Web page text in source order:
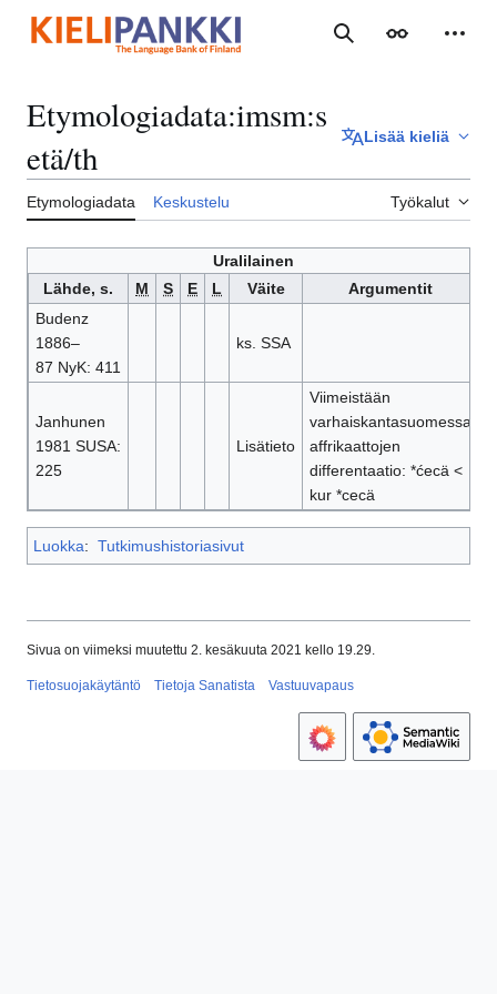
sisältöön
Haku Ulkoasu
Etymologiadata:imsm:s
etä/th
Lisää kieliä
Etymologiadata Keskustelu Työkalut
Uralilainen
Lähde, s.
M S E L Väite
Argumentit
Budenz
1886–
87 NyK: 411
ks. SSA
Janhunen
1981 SUSA:
225
Lisätieto
Viimeistään
varhaiskantasuomessa
affrikaattojen
differentaatio: *ćecä <
kur *cecä
Luokka: Tutkimushistoriasivut
Sivua on viimeksi muutettu 2. kesäkuuta 2021 kello 19.29.
Tietosuojakäytäntö Tietoja Sanatista Vastuuvapaus